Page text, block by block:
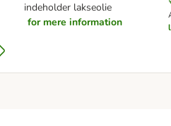
indeholder lakseolie
for mere information